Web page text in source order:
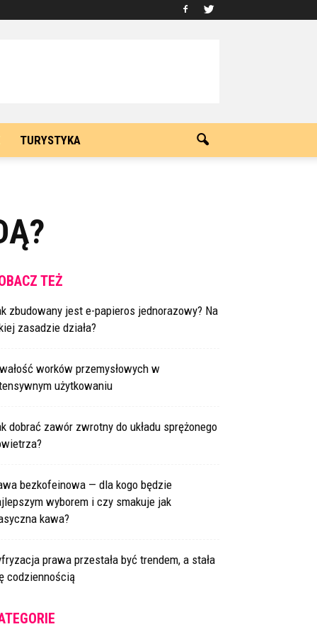
TURYSTYKA
TEŻ
zbudowany jest e-papieros jednorazowy? Na
zasadzie działa?
worków przemysłowych w
użytkowaniu
dobrać zawór zwrotny do układu sprężonego
bezkofeinowa — dla kogo będzie
wyborem i czy smakuje jak
kawa?
prawa przestała być trendem, a stała
codziennością